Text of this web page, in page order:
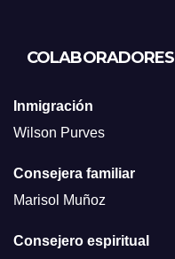
COLABORADORES
Inmigración
Wilson Purves
Consejera familiar
Marisol Muñoz
Consejero espiritual